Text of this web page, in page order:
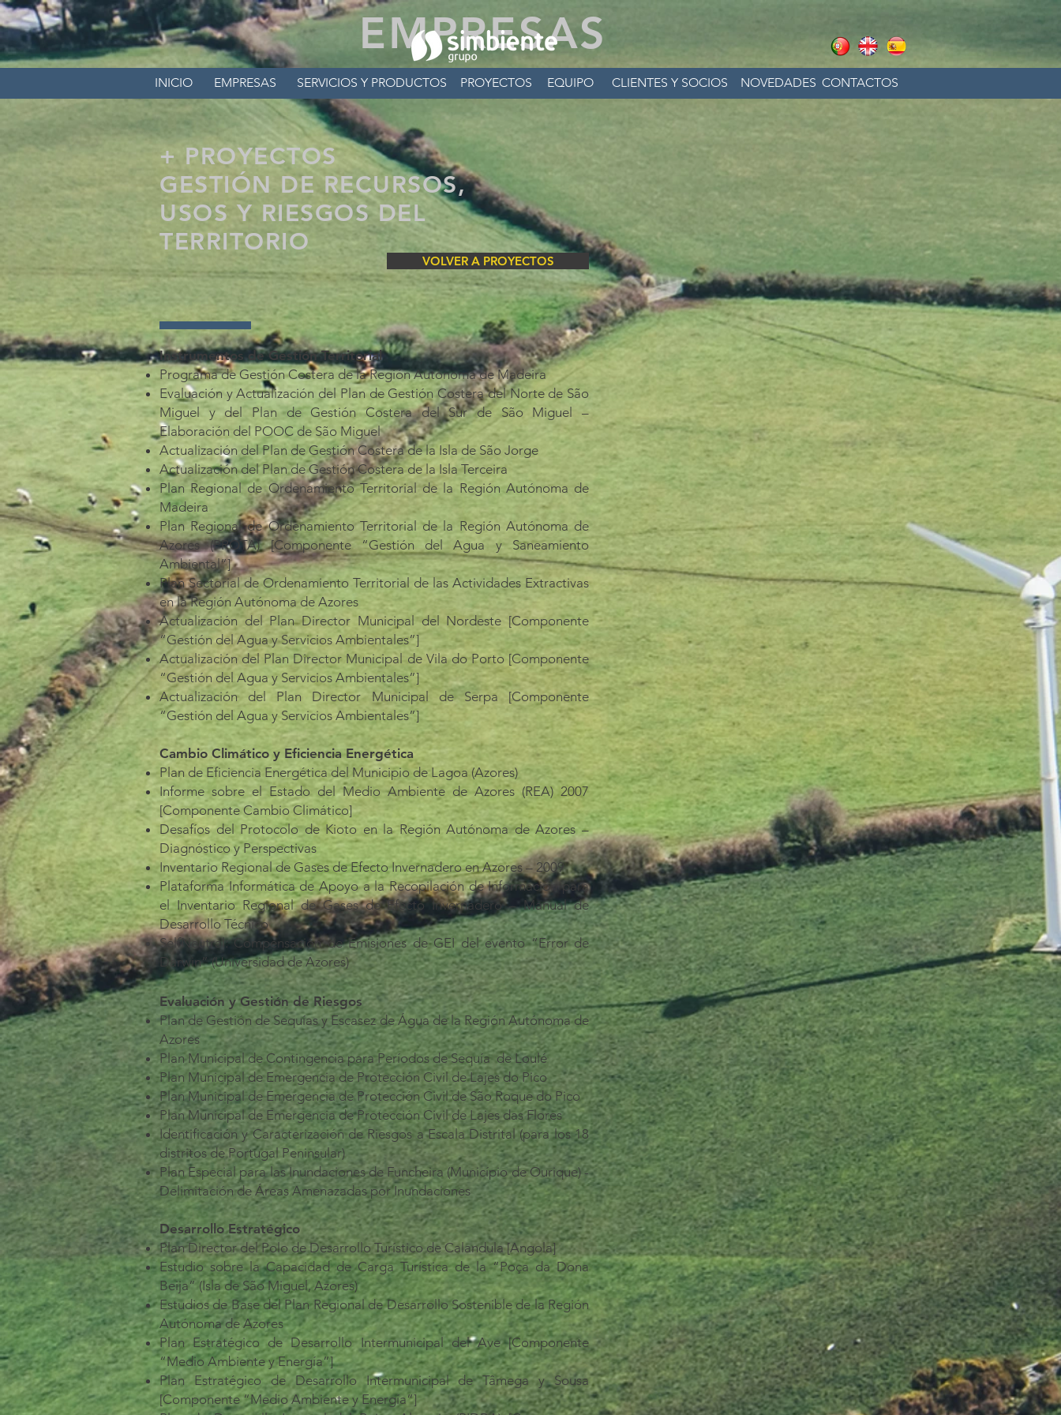
EMPRESAS
INICIO EMPRESAS SERVICIOS Y PRODUCTOS PROYECTOS EQUIPO CLIENTES Y SOCIOS NOVEDADES CONTACTOS
VOLVER A PROYECTOS
Instrumentos de Gestión Territorial​
Programa de Gestión Costera de la Región Autónoma de Madeira
Evaluación y Actualización del Plan de Gestión Costera del Norte de São
Miguel y del Plan de Gestión Costera del Sur de São Miguel –
Elaboración del POOC de São Miguel
Actualización del Plan de Gestión Costera de la Isla de São Jorge
Actualización del Plan de Gestión Costera de la Isla Terceira
Plan Regional de Ordenamiento Territorial de la Región Autónoma de
Madeira
Plan Regional de Ordenamiento Territorial de la Región Autónoma de
Azores (PROTA) [Componente “Gestión del Agua y Saneamiento
Ambiental”]
Plan Sectorial de Ordenamiento Territorial de las Actividades Extractivas
en la Región Autónoma de Azores
Actualización del Plan Director Municipal del Nordeste [Componente
“Gestión del Agua y Servicios Ambientales”]
Actualización del Plan Director Municipal de Vila do Porto [Componente
“Gestión del Agua y Servicios Ambientales”]
Actualización del Plan Director Municipal de Serpa [Componente
“Gestión del Agua y Servicios Ambientales”]
Cambio Climático y Eficiencia Energética​
Plan de Eficiencia Energética del Municipio de Lagoa (Azores)
Informe sobre el Estado del Medio Ambiente de Azores (REA) 2007
[Componente Cambio Climático]
Desafíos del Protocolo de Kioto en la Región Autónoma de Azores –
Diagnóstico y Perspectivas
Inventario Regional de Gases de Efecto Invernadero en Azores – 2009
Plataforma Informática de Apoyo a la Recopilación de Información para
el Inventario Regional de Gases de Efecto Invernadero – Manual de
Desarrollo Técnico
SelfNeutral: Compensación de Emisiones de GEI del evento “Error de
Darwin” (Universidad de Azores)
Evaluación y Gestión de Riesgos
Plan de Gestión de Sequías y Escasez de Água de la Región Autónoma de
Azores
Plan Municipal de Contingencia para Períodos de Sequía de Loulé
Plan Municipal de Emergencia de Protección Civil de Lajes do Pico
Plan Municipal de Emergencia de Protección Civil de São Roque do Pico
Plan Municipal de Emergencia de Protección Civil de Lajes das Flores
Identificación y Caracterización de Riesgos a Escala Distrital (para los 18
distritos de Portugal Peninsular)
Plan Especial para las Inundaciones de Funcheira (Município de Ourique) -
Delimitación de Áreas Amenazadas por Inundaciones
Desarrollo Estratégico
Plan Director del Polo de Desarrollo Turístico de Calandula [Angola]
Estudio sobre la Capacidad de Carga Turística de la “Poça da Dona
Beija” (Isla de São Miguel, Azores)
Estudios de Base del Plan Regional de Desarrollo Sostenible de la Región
Autónoma de Azores
Plan Estratégico de Desarrollo Intermunicipal del Ave [Componente
“Medio Ambiente y Energía”]
Plan Estratégico de Desarrollo Intermunicipal de Tâmega y Sousa
[Componente “Medio Ambiente y Energía”]
+ PROYECTOS
GESTIÓN DE RECURSOS,
USOS Y RIESGOS DEL
TERRITORIO